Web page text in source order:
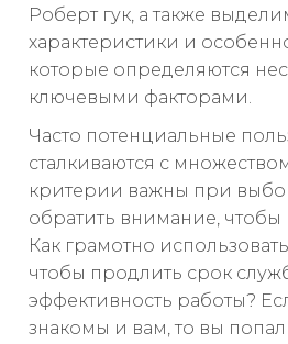
Роберт гук, а также
характеристики и
которые определяются
ключевыми факторами.
Часто потенциальные
сталкиваются с
критерии важны при
обратить внимание,
Как грамотно
чтобы продлить срок
эффективность работы?
знакомы и вам, то вы